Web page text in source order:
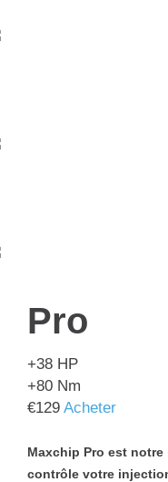
Pro
+38 HP
+80 Nm
€129 Acheter
Maxchip Pro est
contrôle votre